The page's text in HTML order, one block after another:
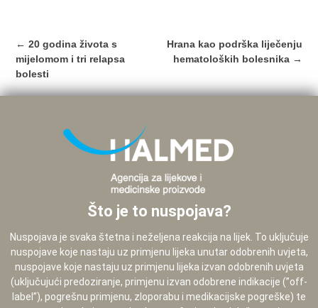
Post
navigation
← 20 godina života s
mijelomom i tri relapsa
bolesti
Hrana kao podrška liječenju
hematoloških bolesnika →
Što je to nuspojava?
Nuspojava je svaka štetna i neželjena reakcija na lijek. To uključuje
nuspojave koje nastaju uz primjenu lijeka unutar odobrenih uvjeta,
nuspojave koje nastaju uz primjenu lijeka izvan odobrenih uvjeta
(uključujući predoziranje, primjenu izvan odobrene indikacije (”off-
label”), pogrešnu primjenu, zloporabu i medikacijske pogreške) te